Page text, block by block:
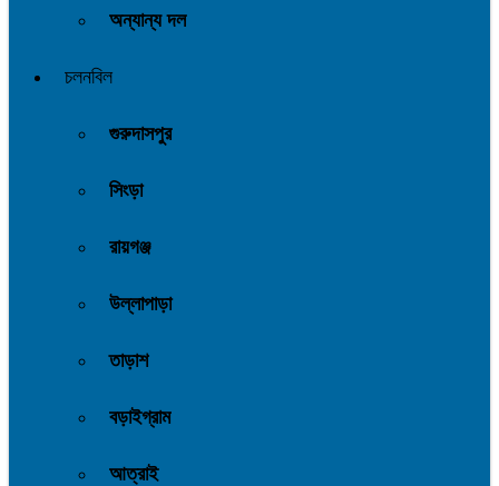
অন্যান্য দল
চলনবিল
গুরুদাসপুর
সিংড়া
রায়গঞ্জ
উল্লাপাড়া
তাড়াশ
বড়াইগ্রাম
আত্রাই